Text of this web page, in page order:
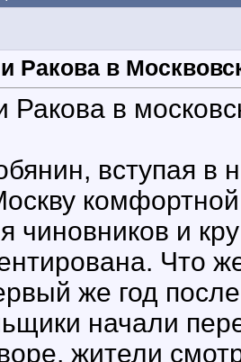
Ракова в
Ракова в
вступая в
чиновников и
Что
же год
начали
жители